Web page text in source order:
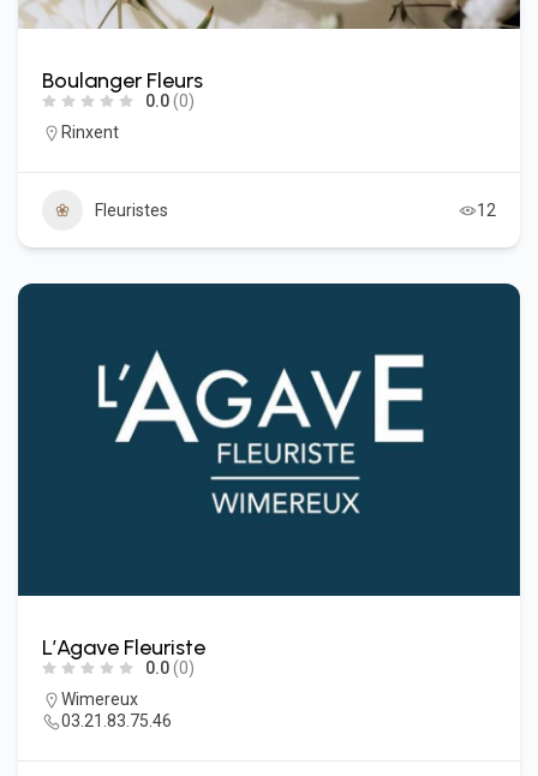
Boulanger Fleurs
0.0(0)
Rinxent
Fleuristes 12
L’Agave Fleuriste
0.0(0)
Wimereux
03.21.83.75.46